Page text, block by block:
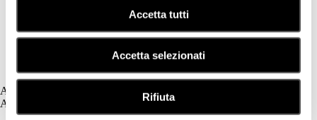
Accetta tutti
Accetta selezionati
Rifiuta
Fotoprotezione Dedicata
Psoriasi
Secchezza Cutanea
Assistenza
Assistenza